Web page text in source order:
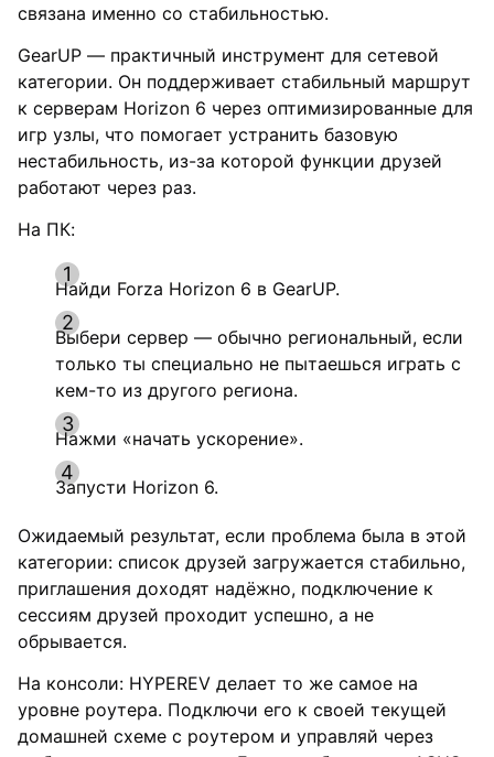
связана именно со стабильностью.
GearUP — практичный инструмент для сетевой
категории. Он поддерживает стабильный маршрут
к серверам Horizon 6 через оптимизированные для
игр узлы, что помогает устранить базовую
нестабильность, из-за которой функции друзей
работают через раз.
На ПК:
Найди Forza Horizon 6 в GearUP.
Выбери сервер — обычно региональный, если
только ты специально не пытаешься играть с
кем-то из другого региона.
Нажми «начать ускорение».
Запусти Horizon 6.
Ожидаемый результат, если проблема была в этой
категории: список друзей загружается стабильно,
приглашения доходят надёжно, подключение к
сессиям друзей проходит успешно, а не
обрывается.
На консоли: HYPEREV делает то же самое на
уровне роутера. Подключи его к своей текущей
домашней схеме с роутером и управляй через